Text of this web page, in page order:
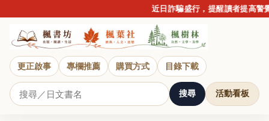
近日詐騙盛行，提醒讀者提高警
更正啟事 專欄推薦 購買方式 目錄下載
搜尋 活動看板